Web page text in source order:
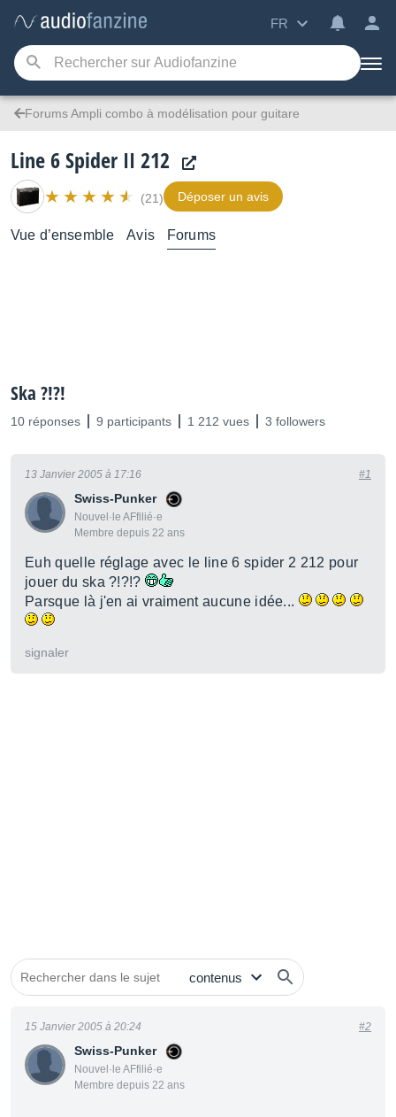
FR
Forums Ampli combo à modélisation pour guitare
Line 6 Spider II 212
(21) Déposer un avis
Vue d’ensemble Avis Forums
Ska ?!?!
10 réponses 9 participants 1 212 vues 3 followers
Swiss-Punker
Nouvel·le AFfilié·e
Membre depuis 22 ans
13 Janvier 2005 à 17:16 #1
Euh quelle réglage avec le line 6 spider 2 212 pour
jouer du ska ?!?!?
Parsque là j'en ai vraiment aucune idée...
signaler
Swiss-Punker
Nouvel·le AFfilié·e
Membre depuis 22 ans
15 Janvier 2005 à 20:24 #2